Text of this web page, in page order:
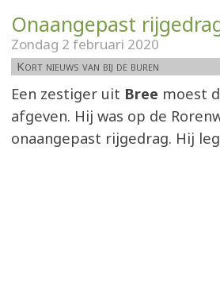
Onaangepast
Zondag 2 februari 2020
Kort nieuws van bij de buren
Een zestiger uit Bree moest
afgeven. Hij was op de
onaangepast rijgedrag. Hij